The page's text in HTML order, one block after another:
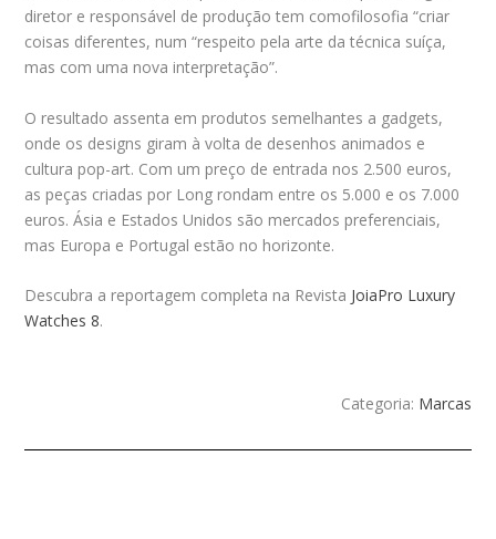
diretor e responsável de produção tem comofilosofia “criar
coisas diferentes, num “respeito pela arte da técnica suíça,
mas com uma nova interpretação”.
O resultado assenta em produtos semelhantes a gadgets,
onde os designs giram à volta de desenhos animados e
cultura pop-art. Com um preço de entrada nos 2.500 euros,
as peças criadas por Long rondam entre os 5.000 e os 7.000
euros. Ásia e Estados Unidos são mercados preferenciais,
mas Europa e Portugal estão no horizonte.
Descubra a reportagem completa na Revista JoiaPro Luxury
Watches 8.
Categoria: Marcas